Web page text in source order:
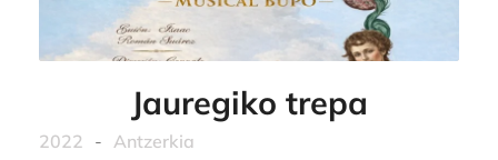
Jauregiko trepa
2022 - Antzerkia